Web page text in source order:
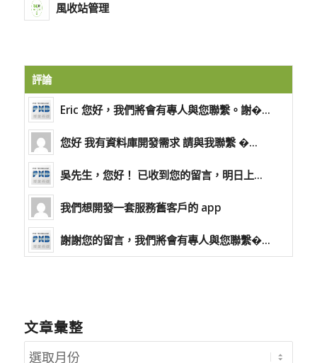
風收站管理
評論
Eric 您好，我們將會有專人與您聯繫。謝�...
您好 我有資料庫開發需求 請與我聯繫 �...
吳先生，您好！ 已收到您的留言，明日上...
我們想開發一套服務舊客戶的 app
謝謝您的留言，我們將會有專人與您聯繫�...
文章彙整